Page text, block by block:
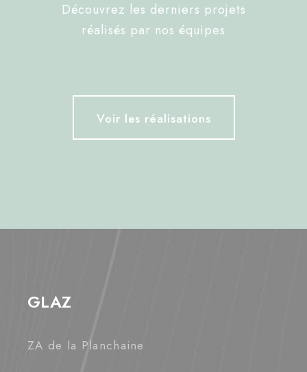
Découvrez les derniers projets
réalisés par nos équipes
Voir les réalisations
GLAZ
ZA de la Planchaine